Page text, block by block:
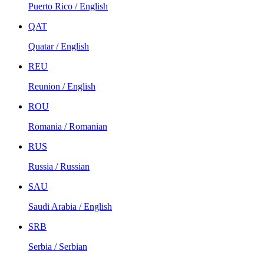
Puerto Rico / English
QAT
Quatar / English
REU
Reunion / English
ROU
Romania / Romanian
RUS
Russia / Russian
SAU
Saudi Arabia / English
SRB
Serbia / Serbian